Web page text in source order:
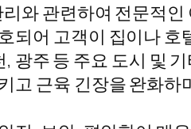
와 관련하여 전문적
되어 고객이 집이나
광주 등 주요 도시 및
고 근육 긴장을 완화하